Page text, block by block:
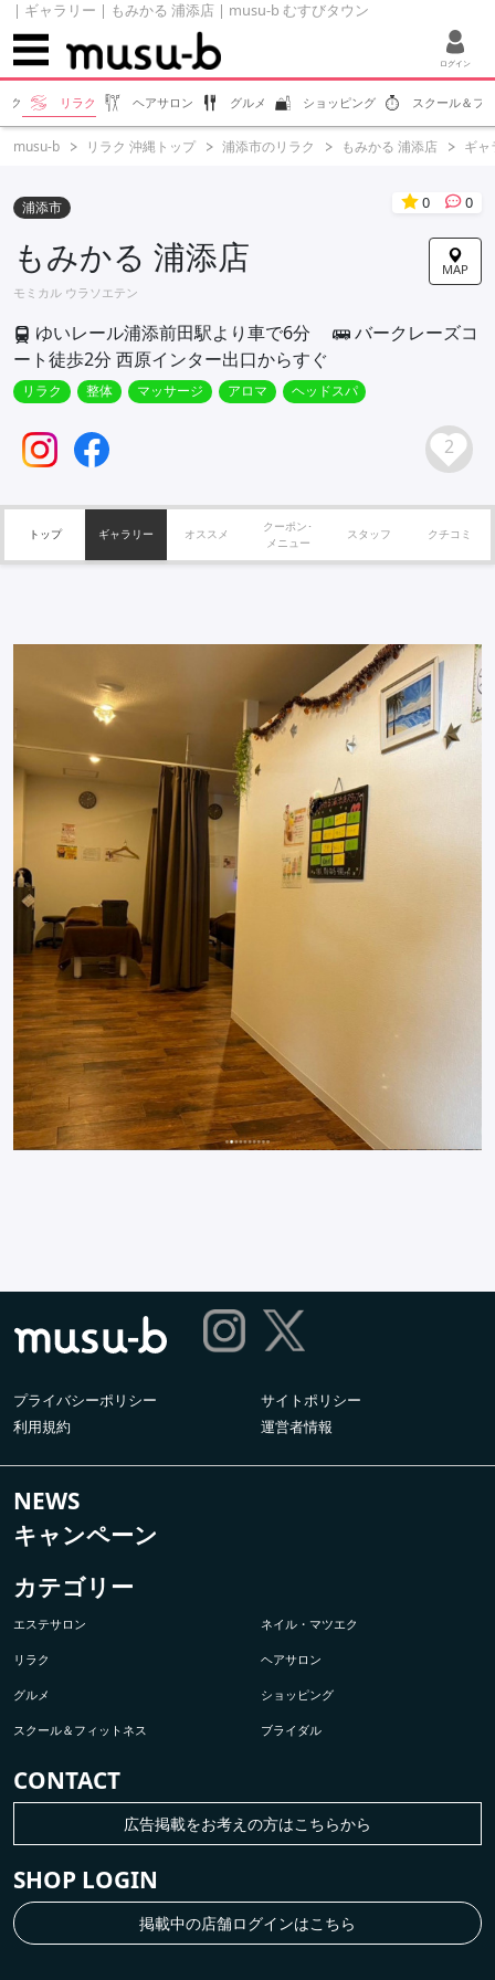
| ギャラリー | もみかる 浦添店 | musu-b むすびタウン
ログイン
ク リラク ヘアサロン グルメ ショッピング スクール＆フ
musu-b リラク 沖縄トップ 浦添市のリラク もみかる 浦添店 ギャ
浦添市 0 0
MAP
もみかる 浦添店
モミカル ウラソエテン
ゆいレール浦添前田駅より車で6分
バークレーズコ
ート徒歩2分 西原インター出口からすぐ
リラク 整体 マッサージ アロマ ヘッドスパ
2
トップ ギャラリー オススメ
クーポン･
メニュー
スタッフ クチコミ
プライバシーポリシー
サイトポリシー
利用規約
運営者情報
NEWS
キャンペーン
カテゴリー
エステサロン ネイル・マツエク
リラク ヘアサロン
グルメ ショッピング
スクール＆フィットネス ブライダル
SHOP LOGIN
掲載中の店舗ログインはこちら
CONTACT
広告掲載をお考えの方はこちらから